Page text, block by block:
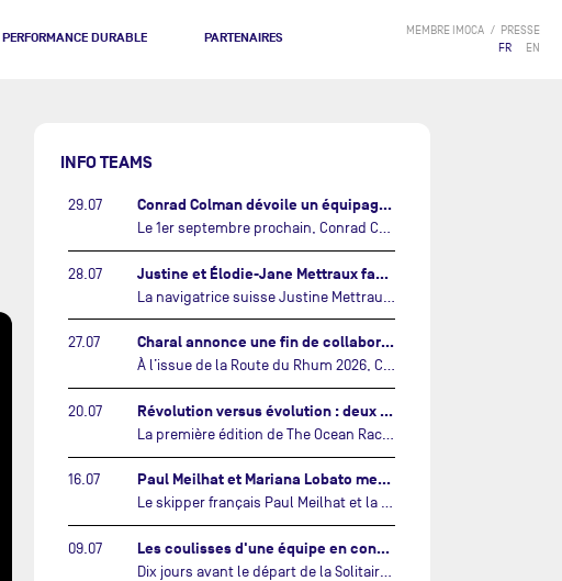
PERFORMANCE DURABLE PARTENAIRES MEMBRE IMOCA
PRESSE
FR
EN
INFO TEAMS
29.07 Conrad Colman dévoile un équipage 100% néo-zélandais tourné vers l'avenir…
Le 1er septembre prochain, Conrad Colman prendra le départ de la première édition de The Ocean Race Atlantic, une nouvelle course IMOCA en équipage reliant New York à Lorient. À bord de MSIG Europe, le skipper néo-zélandais sera entouré de trois jeunes talents issus de la voile néo-zélandaise : Megan Thomson, Anna Merchant et Aaron Hume-Merry.…
28.07 Justine et Élodie-Jane Mettraux face à face sur la transatlantique The Ocean Race Atlantic…
27.07 Charal annonce une fin de collaboration avec Jérémie Beyou et le Beyou Racing après la Route du Rhum…
À l’issue de la Route du Rhum 2026, Charal et le Beyou Racing mettront fin à leur collaboration. Il a été décidé de manière concertée, après dix ans d’une collaboration riche et performante, d’ouvrir une nouvelle ère pour le projet du Charal Sailing Team.…
20.07 Révolution versus évolution : deux nouveaux IMOCA très différents se préparent pour The Ocean Race Atlantic…
16.07 Paul Meilhat et Mariana Lobato mettent à l’eau leur bateau et lancent leur nouvelle campagne « United by the Ocean »…
Le skipper français Paul Meilhat et la co-skipper portugaise Mariana Lobato mettent à l’eau aujourd’hui à Lorient leur IMOCA à bord duquel ils participeront à The Ocean Race Atlantic (septembre 2026) puis à The Ocean Race, le tour du monde en équipage (janvier 2027).…
09.07 Les coulisses d'une équipe en construction vers le Vendée Globe…